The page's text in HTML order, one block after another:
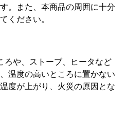
。また、本商品の周囲に十分
ください。
ろや、ストーブ、ヒータなど
温度の高いところに置かない
度が上がり、火災の原因とな